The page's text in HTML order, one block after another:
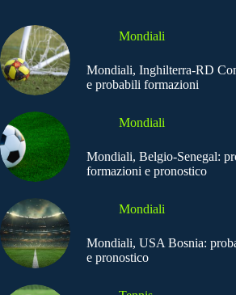
Mondiali
Mondiali, Inghilterra-RD
e probabili formazioni
Mondiali
Mondiali, Belgio-Senegal:
formazioni e pronostico
Mondiali
Mondiali, USA Bosnia:
e pronostico